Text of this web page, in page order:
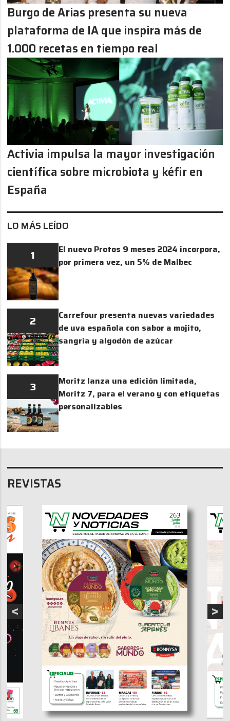
LO MÁS LEÍDO
1
El nuevo Protos 9 meses 2024 incorpora,
por primera vez, un 5% de Malbec
2
Carrefour presenta nuevas variedades
de uva española con sabor a mojito,
sangría y algodón de azúcar
3
Moritz lanza una edición limitada,
Moritz 7, para el verano y con etiquetas
personalizables
Burgo de Arias presenta su nueva
plataforma de IA que inspira más de
1.000 recetas en tiempo real
Activia impulsa la mayor investigación
científica sobre microbiota y kéfir en
España
REVISTAS